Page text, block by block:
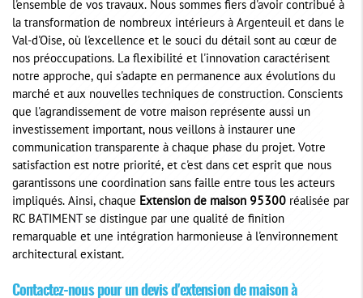
l'ensemble de vos travaux. Nous sommes fiers d'avoir contribué à
la transformation de nombreux intérieurs à Argenteuil et dans le
Val-d'Oise, où l'excellence et le souci du détail sont au cœur de
nos préoccupations. La flexibilité et l'innovation caractérisent
notre approche, qui s'adapte en permanence aux évolutions du
marché et aux nouvelles techniques de construction. Conscients
que l'agrandissement de votre maison représente aussi un
investissement important, nous veillons à instaurer une
communication transparente à chaque phase du projet. Votre
satisfaction est notre priorité, et c'est dans cet esprit que nous
garantissons une coordination sans faille entre tous les acteurs
impliqués. Ainsi, chaque
Extension de maison 95300 réalisée par
RC BATIMENT se distingue par une qualité de finition
remarquable et une intégration harmonieuse à l'environnement
architectural existant.
Contactez-nous pour un devis d'extension de maison à